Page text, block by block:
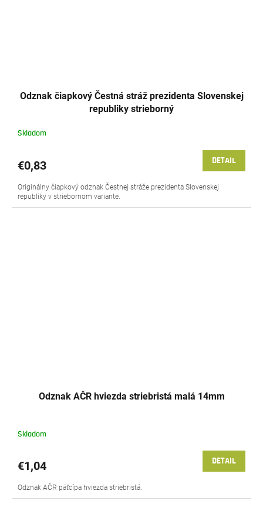
Odznak čiapkový Čestná stráž prezidenta Slovenskej
republiky strieborný
Skladom
€0,83 DETAIL
Originálny čiapkový odznak Čestnej stráže prezidenta Slovenskej
republiky v striebornom variante.
Odznak AČR hviezda striebristá malá 14mm
Skladom
€1,04 DETAIL
Odznak AČR päťcípa hviezda striebristá.